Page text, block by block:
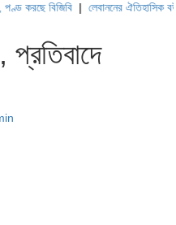
|লেবাননের ঐতিহাসিক বউফোর্ট দুর্গ